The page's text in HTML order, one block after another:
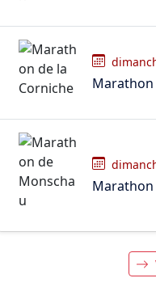
Marathon
Marathon